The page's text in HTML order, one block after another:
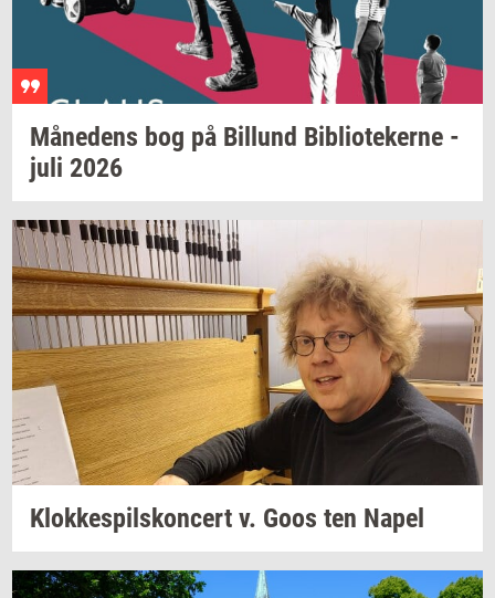
Må­ne­dens bog på Bil­lund Bi­bli­o­te­ker­ne -
juli 2026
Klok­ke­spils­kon­cert v. Goos ten Napel